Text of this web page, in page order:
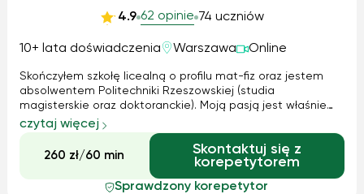
4.9 62 opinie 74 uczniów
10+ lata doświadczenia Warszawa Online
Skończyłem szkołę licealną o profilu mat-fiz oraz jestem
absolwentem Politechniki Rzeszowskiej (studia
magisterskie oraz doktoranckie). Moją pasją jest właśnie
fizyka oraz edukacja, zatem ta kombinacje idealnie
pozwala na skuteczne nauczanie. Mam ogromne
doświadczenie trenerskie w międzynarodowym śr...
czytaj więcej
260 zł/60 min
Skontaktuj się z
korepetytorem
Sprawdzony korepetytor